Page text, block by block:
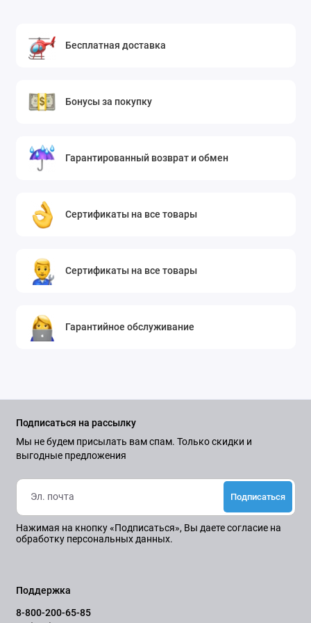
Бесплатная доставка
Бонусы за покупку
Гарантированный возврат и обмен
Сертификаты на все товары
Сертификаты на все товары
Гарантийное обслуживание
Подписаться на рассылку
Мы не будем присылать вам спам. Только скидки и
выгодные предложения
Подписаться
Нажимая на кнопку «Подписаться», Вы даетесогласие на
обработку персональных данных.
Поддержка
8-800-200-65-85